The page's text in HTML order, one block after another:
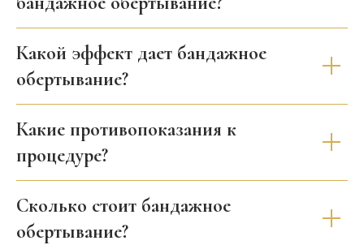
Какой эффект дает бандажное
обертывание?
Какие противопоказания к
процедуре?
Сколько стоит бандажное
обертывание?